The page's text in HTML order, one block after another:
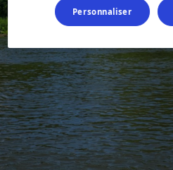
Personnaliser